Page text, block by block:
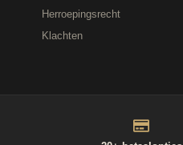
Herroepingsrecht
Klachten